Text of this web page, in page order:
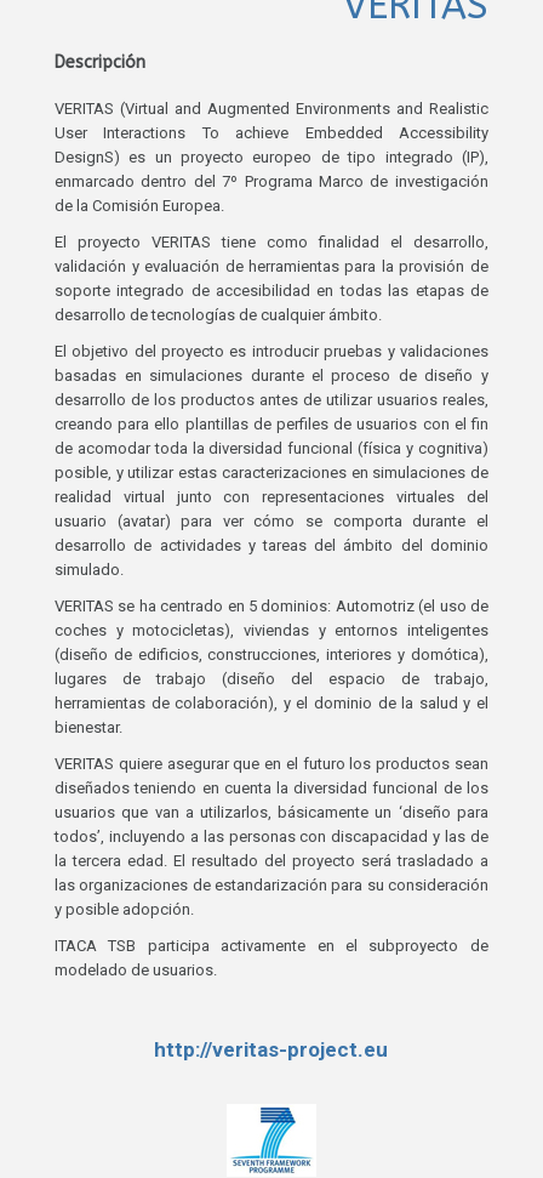
Descripción
VERITAS (Virtual and Augmented Environments and Realistic
User Interactions To achieve Embedded Accessibility
DesignS) es un proyecto europeo de tipo integrado (IP),
enmarcado dentro del 7º Programa Marco de investigación
de la Comisión Europea.
El proyecto VERITAS tiene como finalidad el desarrollo,
validación y evaluación de herramientas para la provisión de
soporte integrado de accesibilidad en todas las etapas de
desarrollo de tecnologías de cualquier ámbito.
El objetivo del proyecto es introducir pruebas y validaciones
basadas en simulaciones durante el proceso de diseño y
desarrollo de los productos antes de utilizar usuarios reales,
creando para ello plantillas de perfiles de usuarios con el fin
de acomodar toda la diversidad funcional (física y cognitiva)
posible, y utilizar estas caracterizaciones en simulaciones de
realidad virtual junto con representaciones virtuales del
usuario (avatar) para ver cómo se comporta durante el
desarrollo de actividades y tareas del ámbito del dominio
simulado.
VERITAS se ha centrado en 5 dominios: Automotriz (el uso de
coches y motocicletas), viviendas y entornos inteligentes
(diseño de edificios, construcciones, interiores y domótica),
lugares de trabajo (diseño del espacio de trabajo,
herramientas de colaboración), y el dominio de la salud y el
bienestar.
VERITAS quiere asegurar que en el futuro los productos sean
diseñados teniendo en cuenta la diversidad funcional de los
usuarios que van a utilizarlos, básicamente un ‘diseño para
todos’, incluyendo a las personas con discapacidad y las de
la tercera edad. El resultado del proyecto será trasladado a
las organizaciones de estandarización para su consideración
y posible adopción.
ITACA TSB participa activamente en el subproyecto de
modelado de usuarios.
http://veritas-project.eu